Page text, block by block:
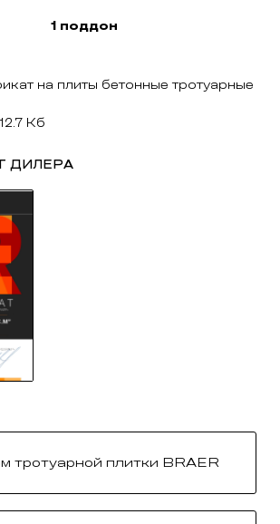
1 поддон
на плиты бетонные тротуарные
Кб
ДИЛЕРА
тротуарной плитки BRAER